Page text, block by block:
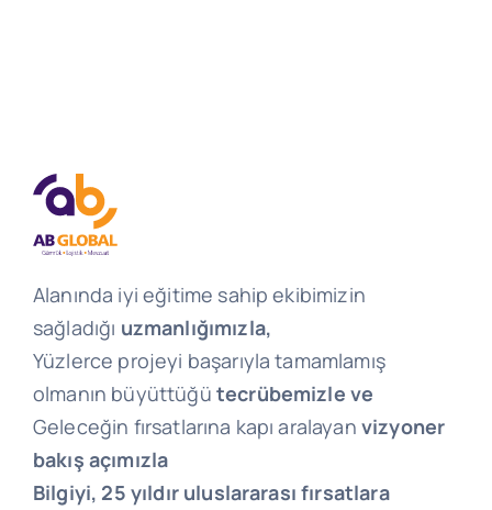
Alanında iyi eğitime sahip ekibimizin
sağladığı uzmanlığımızla,
Yüzlerce projeyi başarıyla tamamlamış
olmanın büyüttüğü tecrübemizle ve
Geleceğin fırsatlarına kapı aralayan vizyoner
bakış açımızla
Bilgiyi, 25 yıldır uluslararası fırsatlara